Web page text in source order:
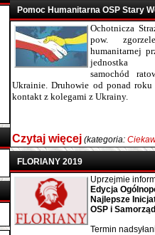
Pomoc Humanitarna OSP Stary
Ochotnicza
pow.
humanitarnej
jednostka
samochód
Ukrainie.Druhowie od ponad roku
kontakt z kolegami z Ukrainy.
Czytaj więcej (kategoria:
FLORIANY 2019
Uprzejmie
Edycja
Najlepsze
OSP i
Termin